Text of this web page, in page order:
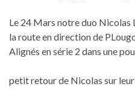
Le 24 Mars notre duo
la route en direction de
Alignés en série 2 dans une
petit retour de Nicolas sur